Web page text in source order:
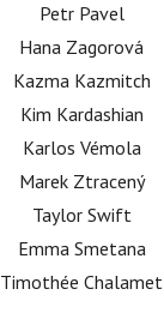
Petr Pavel
Hana Zagorová
Kazma Kazmitch
Kim Kardashian
Karlos Vémola
Marek Ztracený
Taylor Swift
Emma Smetana
Timothée Chalamet